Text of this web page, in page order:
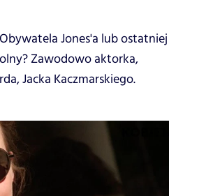
Jones'a lub ostatniej
Zawodowo aktorka,
Jacka Kaczmarskiego.